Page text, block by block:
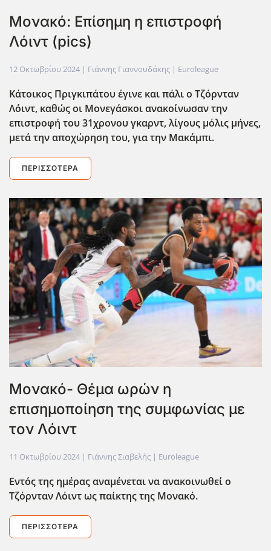
Μονακό: Επίσημη η επιστροφή
Λόιντ (pics)
12 Οκτωβρίου 2024 | Γιάννης Γιαννουδάκης | Euroleague
Κάτοικος Πριγκιπάτου έγινε και πάλι ο Τζόρνταν
Λόιντ, καθώς οι Μονεγάσκοι ανακοίνωσαν την
επιστροφή του 31χρονου γκαρντ, λίγους μόλις μήνες,
μετά την αποχώρηση του, για την Μακάμπι.
ΠΕΡΙΣΣΌΤΕΡΑ
Μονακό- Θέμα ωρών η
επισημοποίηση της συμφωνίας με
τον Λόιντ
11 Οκτωβρίου 2024 | Γιάννης Σιαβελής | Euroleague
Εντός της ημέρας αναμένεται να ανακοινωθεί ο
Τζόρνταν Λόιντ ως παίκτης της Μονακό.
ΠΕΡΙΣΣΌΤΕΡΑ